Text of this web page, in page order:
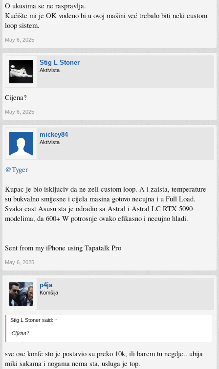
O ukusima se ne raspravlja.
Kućište mi je OK vodeno bi u ovoj mašini već trebalo biti neki custom
loop sistem.
May 6, 2025
Stig L Stoner
Aktivista
Cijena?
May 6, 2025
mickey84
Aktivista
@Tyger
Kupac je bio iskljuciv da ne zeli custom loop. A i zaista, temperature
su bukvalno smijesne i cijela masina gotovo necujna i u Full Load.
Svaka cast Asusu sta je odradio sa Astral i Astral LC RTX 5090
modelima, da 600+ W potrosnje ovako efikasno i necujno hladi.
Sent from my iPhone using Tapatalk Pro
May 6, 2025
p4ja
Komšija
Stig L Stoner said: ↑
Cijena?
sve ove konfe sto je postavio su preko 10k, ili barem tu negdje.. ubija
miki sakama i nogama nema sta, usluga je top.